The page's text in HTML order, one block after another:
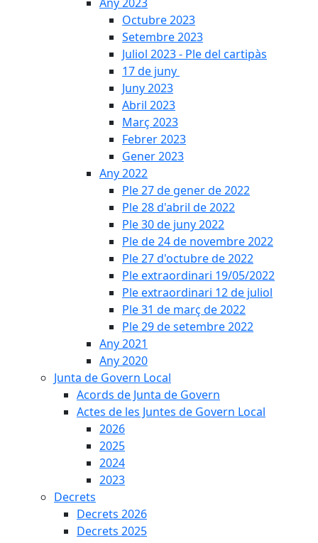
Octubre 2023
Setembre 2023
Juliol 2023 - Ple del cartipàs
17 de juny
Juny 2023
Abril 2023
Març 2023
Febrer 2023
Gener 2023
Any 2022
Ple 27 de gener de 2022
Ple 28 d'abril de 2022
Ple 30 de juny 2022
Ple de 24 de novembre 2022
Ple 27 d'octubre de 2022
Ple extraordinari 19/05/2022
Ple extraordinari 12 de juliol
Ple 31 de març de 2022
Ple 29 de setembre 2022
Any 2021
Any 2020
Junta de Govern Local
Acords de Junta de Govern
Actes de les Juntes de Govern Local
2026
2025
2024
2023
Decrets
Decrets 2026
Decrets 2025